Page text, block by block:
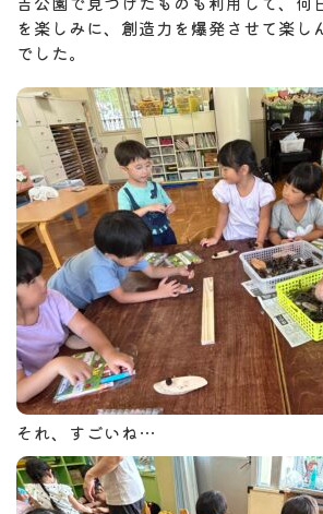
を楽しみに、創造力を爆発させて楽し
でした。
それ、すごいね…